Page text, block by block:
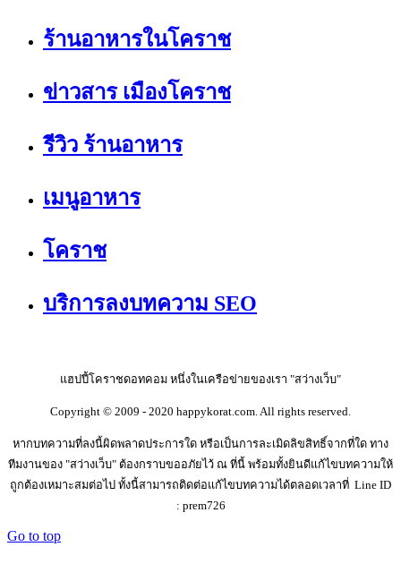
ร้านอาหารในโคราช
ข่าวสาร เมืองโคราช
รีวิว ร้านอาหาร
เมนูอาหาร
โคราช
บริการลงบทความ SEO
แฮปปี้โคราชดอทคอม หนึ่งในเครือข่ายของเรา "สว่างเว็บ"
Copyright © 2009 - 2020 happykorat.com. All rights reserved.
หากบทความที่ลงนี้ผิดพลาดประการใด หรือเป็นการละเมิดลิขสิทธิ์จากที่ใด ทาง
ทีมงานของ "สว่างเว็บ" ต้องกราบขออภัยไว้ ณ ที่นี้ พร้อมทั้งยินดีแก้ไขบทความให้
ถูกต้องเหมาะสมต่อไป ทั้งนี้สามารถติดต่อแก้ไขบทความได้ตลอดเวลาที่ Line ID
: prem726
Go to top